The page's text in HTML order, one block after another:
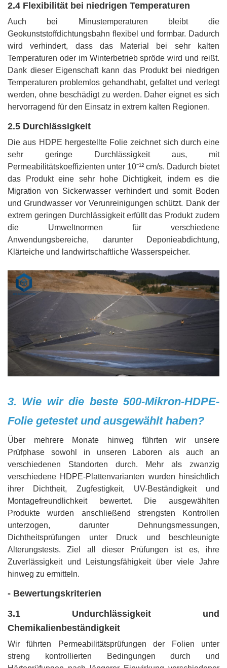
2.4 Flexibilität bei niedrigen Temperaturen
Auch bei Minustemperaturen bleibt die
Geokunststoffdichtungsbahn flexibel und formbar. Dadurch
wird verhindert, dass das Material bei sehr kalten
Temperaturen oder im Winterbetrieb spröde wird und reißt.
Dank dieser Eigenschaft kann das Produkt bei niedrigen
Temperaturen problemlos gehandhabt, gefaltet und verlegt
werden, ohne beschädigt zu werden. Daher eignet es sich
hervorragend für den Einsatz in extrem kalten Regionen.
2.5 Durchlässigkeit
Die aus HDPE hergestellte Folie zeichnet sich durch eine
sehr geringe Durchlässigkeit aus, mit
Permeabilitätskoeffizienten unter 10⁻¹² cm/s. Dadurch bietet
das Produkt eine sehr hohe Dichtigkeit, indem es die
Migration von Sickerwasser verhindert und somit Boden
und Grundwasser vor Verunreinigungen schützt. Dank der
extrem geringen Durchlässigkeit erfüllt das Produkt zudem
die Umweltnormen für verschiedene
Anwendungsbereiche, darunter Deponieabdichtung,
Klärteiche und landwirtschaftliche Wasserspeicher.
3. Wie wir die beste 500-Mikron-HDPE-
Folie getestet und ausgewählt haben?
Über mehrere Monate hinweg führten wir unsere
Prüfphase sowohl in unseren Laboren als auch an
verschiedenen Standorten durch. Mehr als zwanzig
verschiedene HDPE-Plattenvarianten wurden hinsichtlich
ihrer Dichtheit, Zugfestigkeit, UV-Beständigkeit und
Montagefreundlichkeit bewertet. Die ausgewählten
Produkte wurden anschließend strengsten Kontrollen
unterzogen, darunter Dehnungsmessungen,
Dichtheitsprüfungen unter Druck und beschleunigte
Alterungstests. Ziel all dieser Prüfungen ist es, ihre
Zuverlässigkeit und Leistungsfähigkeit über viele Jahre
hinweg zu ermitteln.
- Bewertungskriterien
3.1‍‌‍‍‌‍‌‍‍‌ Undurchlässigkeit und
Chemikalienbeständigkeit
Wir führten Permeabilitätsprüfungen der Folien unter
streng kontrollierten Bedingungen durch und